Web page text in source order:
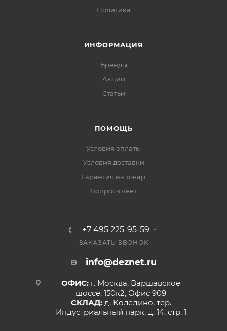
Политика
ИНФОРМАЦИЯ
Бренды
Акции
Статьи
ПОМОЩЬ
Условия оплаты
Условия доставки
Гарантия на товар
Вопрос-ответ
+7 495 225-95-59
ЗАКАЗАТЬ ЗВОНОК
info@deznet.ru
ОФИС: г. Москва, Варшавское
шоссе, 150к2, Офис 909
СКЛАД: д. Коледино, тер.
Индустриальный парк, д. 14, стр. 1